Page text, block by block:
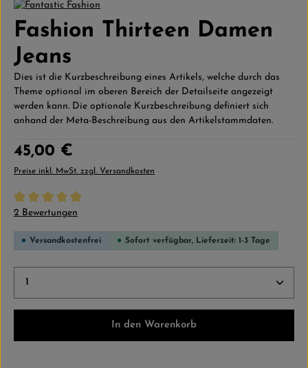
Fashion Thirteen Damen
Jeans
Dies ist die Kurzbeschreibung eines Artikels, welche durch das
Theme optional im oberen Bereich der Detailseite angezeigt
werden kann. Die optionale Kurzbeschreibung definiert sich
anhand der Meta-Beschreibung aus den Artikelstammdaten.
Regulärer Preis:
45,00 €
Preise inkl. MwSt. zzgl. Versandkosten
Durchschnittliche Bewertung von 5 von 5 Sternen
2 Bewertungen
Versandkostenfrei Sofort verfügbar, Lieferzeit: 1-3 Tage
Produkt Anzahl: Gib den gewünschten Wert ein
In den Warenkorb